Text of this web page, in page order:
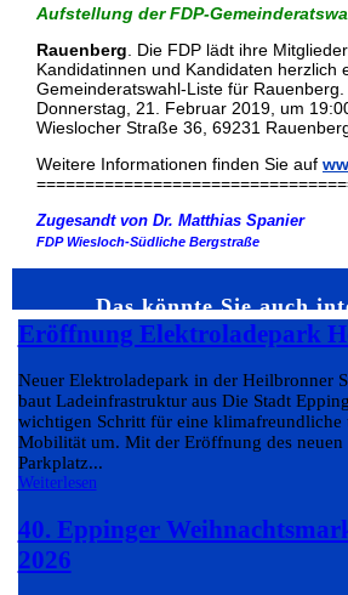
Aufstellung der FDP-
Rauenberg. Die FDP lädt ihre
Kandidatinnen und Kandidaten herzlich
Gemeinderatswahl-Liste für
Donnerstag, 21. Februar 2019, um
Wieslocher Straße 36, 69231
Weitere Informationen finden Sie auf
Zugesandt von Dr. Matthias Spanier
FDP Wiesloch-Südliche Bergstraße
Das könnte Sie auch
Eröffnung Elektroladepark
Neuer Elektroladepark in der Heilbronner
baut Ladeinfrastruktur aus Die Stadt
wichtigen Schritt für eine klimafreundliche
Mobilität um. Mit der Eröffnung des neuen
Parkplatz...
Weiterlesen
40. Eppinger
2026